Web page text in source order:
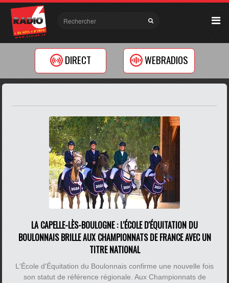
DIRECT WEBRADIOS
LA CAPELLE-LÈS-BOULOGNE : L'ÉCOLE D'ÉQUITATION DU
BOULONNAIS BRILLE AUX CHAMPIONNATS DE FRANCE AVEC UN
TITRE NATIONAL
L'École d'Équitation du Boulonnais confirme une nouvelle fois
son statut de référence régionale. Aux Championnats de